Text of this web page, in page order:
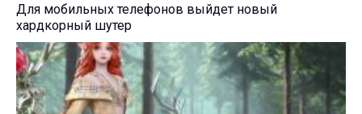
Для мобильных телефонов выйдет новый
хардкорный шутер